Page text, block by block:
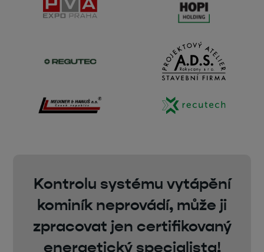
Kontrolu systému vytápění
kominík neprovádí, může ji
zpracovat jen certifikovaný
energetický specialista!